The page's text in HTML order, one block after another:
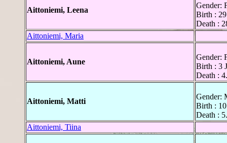
Aittoniemi, Leena
Gender:
Birth :
Death :
Aittoniemi, Maria
Aittoniemi, Aune
Gender:
Birth : 3
Death :
Aittoniemi, Matti
Gender:
Birth :
Death :
Aittoniemi, Tiina